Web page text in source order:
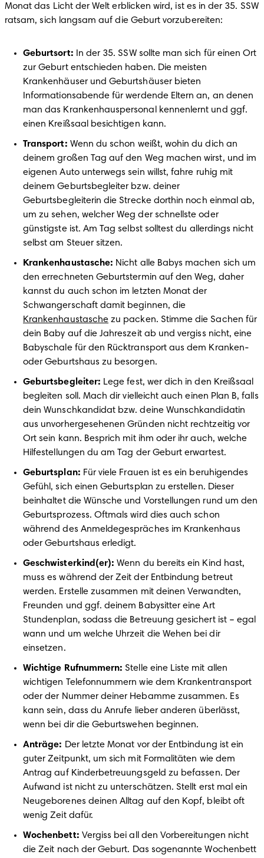
Monat das Licht der Welt erblicken wird, ist es in der 35. SSW
Geburtsort: In der 35. SSW sollte man sich für einen Ort
zur Geburt entschieden haben. Die meisten
Krankenhäuser und Geburtshäuser bieten
Informationsabende für werdende Eltern an, an denen
man das Krankenhauspersonal kennenlernt und ggf.
Transport: Wenn du schon weißt, wohin du dich an
deinem großen Tag auf den Weg machen wirst, und im
eigenen Auto unterwegs sein willst, fahre ruhig mit
deinem Geburtsbegleiter bzw. deiner
Geburtsbegleiterin die Strecke dorthin noch einmal ab,
um zu sehen, welcher Weg der schnellste oder
günstigste ist. Am Tag selbst solltest du allerdings nicht
Krankenhaustasche: Nicht alle Babys machen sich um
den errechneten Geburtstermin auf den Weg, daher
kannst du auch schon im letzten Monat der
Krankenhaustasche zu packen. Stimme die Sachen für
dein Baby auf die Jahreszeit ab und vergiss nicht, eine
Babyschale für den Rücktransport aus dem Kranken-
Geburtsbegleiter: Lege fest, wer dich in den Kreißsaal
begleiten soll. Mach dir vielleicht auch einen Plan B, falls
dein Wunschkandidat bzw. deine Wunschkandidatin
aus unvorhergesehenen Gründen nicht rechtzeitig vor
Ort sein kann. Besprich mit ihm oder ihr auch, welche
Geburtsplan: Für viele Frauen ist es ein beruhigendes
Gefühl, sich einen Geburtsplan zu erstellen. Dieser
beinhaltet die Wünsche und Vorstellungen rund um den
Geburtsprozess. Oftmals wird dies auch schon
während des Anmeldegespräches im Krankenhaus
Geschwisterkind(er): Wenn du bereits ein Kind hast,
muss es während der Zeit der Entbindung betreut
werden. Erstelle zusammen mit deinen Verwandten,
Freunden und ggf. deinem Babysitter eine Art
Stundenplan, sodass die Betreuung gesichert ist – egal
wann und um welche Uhrzeit die Wehen bei dir
Wichtige Rufnummern: Stelle eine Liste mit allen
wichtigen Telefonnummern wie dem Krankentransport
oder der Nummer deiner Hebamme zusammen. Es
kann sein, dass du Anrufe lieber anderen überlässt,
Anträge: Der letzte Monat vor der Entbindung ist ein
guter Zeitpunkt, um sich mit Formalitäten wie dem
Antrag auf Kinderbetreuungsgeld zu befassen. Der
Aufwand ist nicht zu unterschätzen. Stellt erst mal ein
Neugeborenes deinen Alltag auf den Kopf, bleibt oft
Wochenbett: Vergiss bei all den Vorbereitungen nicht
die Zeit nach der Geburt. Das sogenannte Wochenbett